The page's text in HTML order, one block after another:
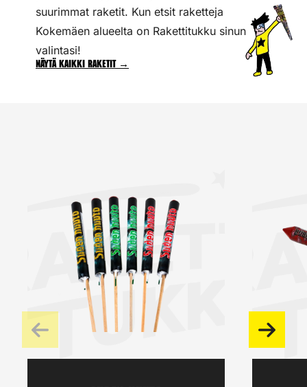
suurimmat raketit. Kun etsit raketteja
Kokemäen alueelta on Rakettitukku sinun
valintasi!
Näytä kaikki raketit →